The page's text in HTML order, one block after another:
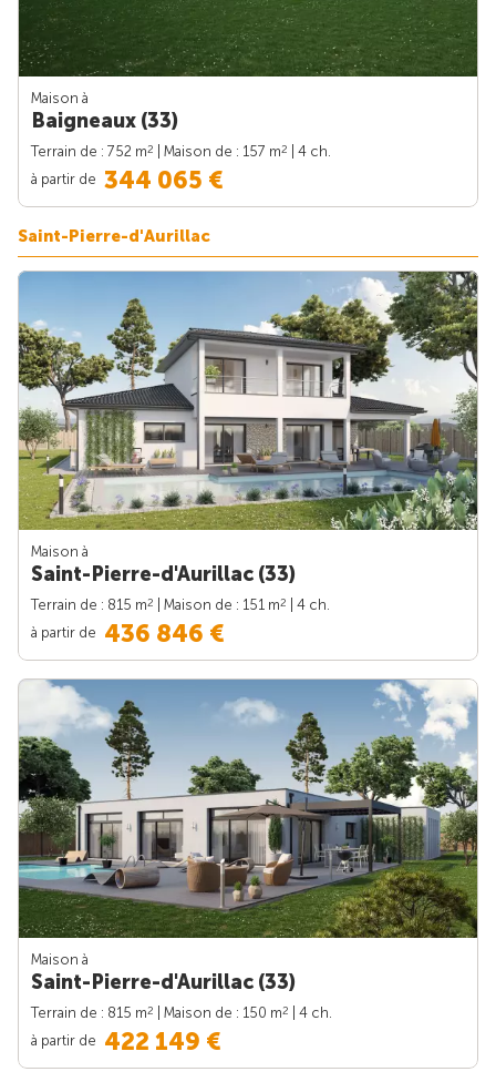
Maison à
Baigneaux (33)
Terrain de : 752 m2 | Maison de : 157 m2
| 4 ch.
à partir de 344 065 €
Saint-Pierre-d'Aurillac
Maison à
Saint-Pierre-d'Aurillac (33)
Terrain de : 815 m2 | Maison de : 151 m2
| 4 ch.
à partir de 436 846 €
Maison à
Saint-Pierre-d'Aurillac (33)
Terrain de : 815 m2 | Maison de : 150 m2
| 4 ch.
à partir de 422 149 €